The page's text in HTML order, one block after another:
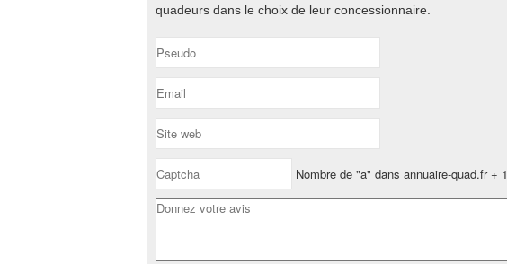
quadeurs dans le choix de leur concessionnaire.
Nombre de "a" dans annuaire-quad.fr + 1